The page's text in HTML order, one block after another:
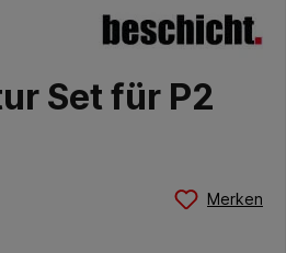
Set für P2
Merken